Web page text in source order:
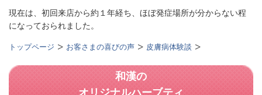
現在は、初回来店から約１年経ち、ほぼ発症場所が分からない程
になっておられました。
トップページ お客さまの喜びの声 皮膚病体験談
和漢の